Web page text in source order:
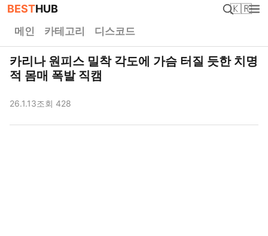
BESTHUB 🇰🇷
메인 카테고리 디스코드
카리나 원피스 밀착 각도에 가슴 터질 듯한 치명
적 몸매 폭발 직캠
26.1.13조회 428